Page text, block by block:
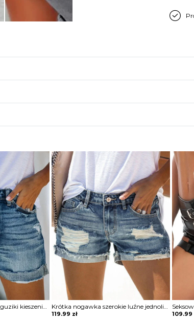
Szorty krótkie luźne na guziki kieszenie lekko przecierane Cece Krótka nogawka szerokie luźne jednolite wysoki stan bez wzoru przetarcia jeans casual spodnie Keina
119.99 zł 109.99